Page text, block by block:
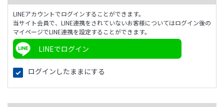
LINEアカウントでログインすることができます。
当サイト会員で、LINE連携をされていないお客様についてはログイン後の
マイページでLINE連携を設定することができます。
LINEでログイン
ログインしたままにする